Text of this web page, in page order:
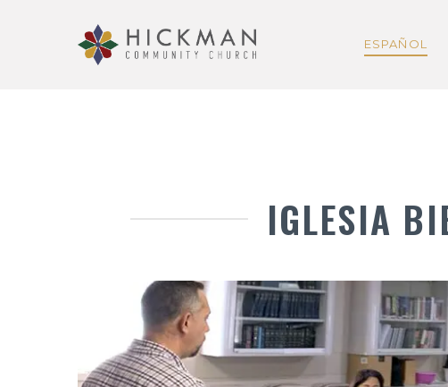
ESPAÑOL
IGLESIA